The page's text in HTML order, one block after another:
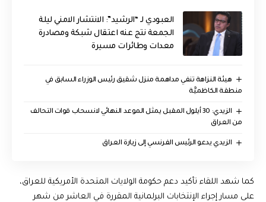
العبودي لـ “الرشيد”: الانتشار الامني ليلة
الجمعة نتج عنه اعتقال شبكة ومصادرة
معدات وطائرات مسيرة
هيئة النزاهة تنفي مداهمة منزل شقيق رئيس الوزراء السابق في
منطقة الكاظميَّة
الزيدي: 30 أيلول المقبل يمثل الموعد النهائي لانسحاب قوات التحالف
من العراق
الزيدي يدعو الرئيس الفرنسي إلى زيارة العراق
كما شهد اللقاء تأكيد دعم حكومة الولايات المتحدة الأمريكية للعراق،
على مسار إجراء الإنتخابات البرلمانية المقررة في العاشر من شهر